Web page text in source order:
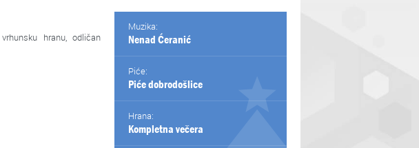
Muzika:
Nenad Ćeranić
Piće:
Piće dobrodošlice
Hrana:
Kompletna večera
hranu, odličan